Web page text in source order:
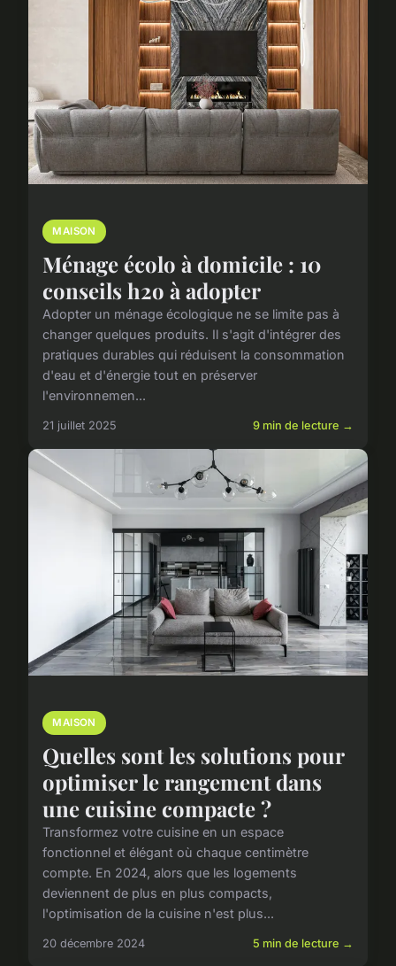
MAISON
Ménage écolo à domicile : 10
conseils h2o à adopter
Adopter un ménage écologique ne se limite pas à
changer quelques produits. Il s'agit d'intégrer des
pratiques durables qui réduisent la consommation
d'eau et d'énergie tout en préserver
l'environnemen...
21 juillet 2025 9 min de lecture →
MAISON
Quelles sont les solutions pour
optimiser le rangement dans
une cuisine compacte ?
Transformez votre cuisine en un espace
fonctionnel et élégant où chaque centimètre
compte. En 2024, alors que les logements
deviennent de plus en plus compacts,
l'optimisation de la cuisine n'est plus...
20 décembre 2024 5 min de lecture →